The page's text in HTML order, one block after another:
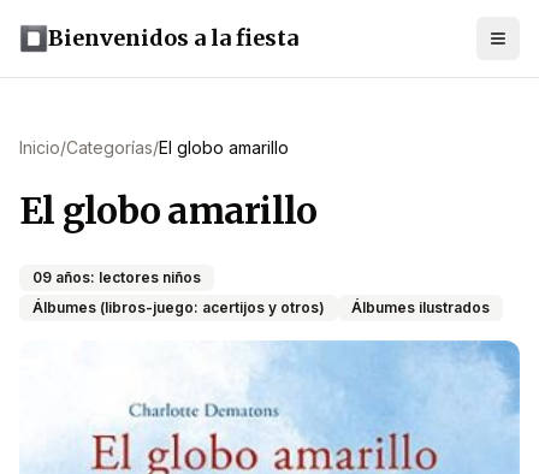
Bienvenidos a la fiesta
Inicio/Categorías/El globo amarillo
El globo amarillo
09 años: lectores niños
Álbumes (libros-juego: acertijos y otros)
Álbumes ilustrados